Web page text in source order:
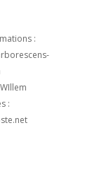
:
: